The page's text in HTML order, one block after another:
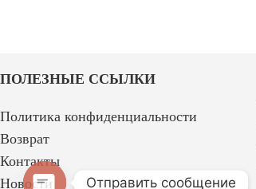
ПОЛЕЗНЫЕ ССЫЛКИ
Политика конфиденциальности
Возврат
Контакты
Новости
Отправить сообщение